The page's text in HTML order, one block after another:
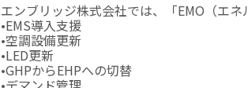
エンブリッジ株式会社では、「EMO（エネ
•EMS導入支援
•空調設備更新
•LED更新
•GHPからEHPへの切替